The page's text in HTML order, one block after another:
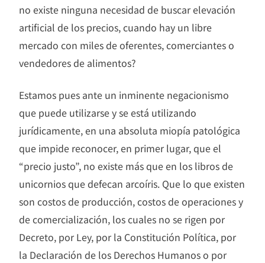
no existe ninguna necesidad de buscar elevación
artificial de los precios, cuando hay un libre
mercado con miles de oferentes, comerciantes o
vendedores de alimentos?
Estamos pues ante un inminente negacionismo
que puede utilizarse y se está utilizando
jurídicamente, en una absoluta miopía patológica
que impide reconocer, en primer lugar, que el
“precio justo”, no existe más que en los libros de
unicornios que defecan arcoíris. Que lo que existen
son costos de producción, costos de operaciones y
de comercialización, los cuales no se rigen por
Decreto, por Ley, por la Constitución Política, por
la Declaración de los Derechos Humanos o por